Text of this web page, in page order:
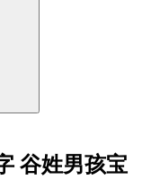
谷姓男孩宝